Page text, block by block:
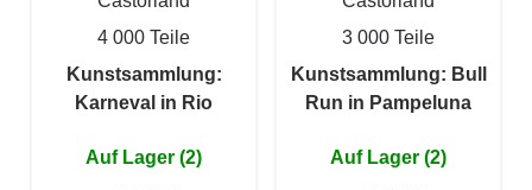
4 000 Teile
Kunstsammlung:
Karneval in Rio
Auf Lager (2)
3 000 Teile
Kunstsammlung: Bull
Run in Pampeluna
Auf Lager (2)